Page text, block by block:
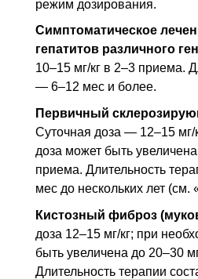
режим дозирования.
Симптоматическое
гепатитов различного
10–15 мг/кг в 2–3 приема.
— 6–12 мес и более.
Первичный
Cуточная доза — 12–15 мг/
доза может быть
приема. Длительность
мес до нескольких лет (см.
Кистозный фиброз
доза 12–15 мг/кг; при
быть увеличена до 20–30
Длительность терапии